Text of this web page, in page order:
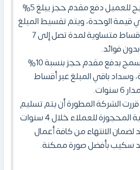
يتيح للعميل دفع مقدم حجز يبلغ 5%
الوحدة، ويتم تقسيط المبلغ
المتبقي على أقساط متساوية لمدة تصل إلى 7
فوائد.
يسمح بدفع مقدم حجز بنسبة 10%
وسداد باقي المبلغ عبر أقساط
قررت الشركة المطورة أن يتم تسليم
الوحدات السكنية المحجوزة للعملاء خلال 4 سنوات
لضمان الانتهاء من كافة أعمال
سكيب بأفضل صورة ممكنة.